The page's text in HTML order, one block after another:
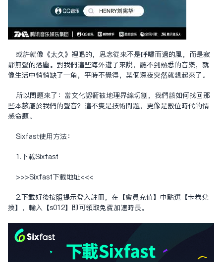
或許就像《太久》裡唱的，思念從來不是呼嘯而過的風，而是寂
靜無聲的落塵。對我們這些海外遊子來說，聽不到熟悉的音樂，就
像生活中悄悄缺了一角，平時不覺得，某個深夜突然就想起來了。
所以問題來了：當文化認同被地理界線切割，我們該如何找回那
些本該屬於我們的聲音？這不只是技術問題，更像是數位時代的情
感命題。
Sixfast使用方法：
1.下載Sixfast
>>>Sixfast下载地址<<<
2.下載好後按照提示登入註冊，在【會員充值】中點選【卡卷兌
換】，輸入【s012】即可領取免費加速時長。